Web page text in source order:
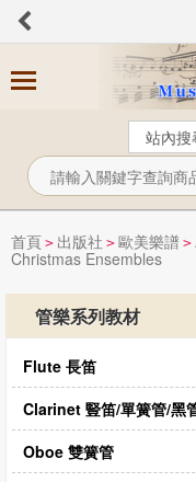
站內搜
商
品
芬貝爾【中文版】
西樂曲譜
Popular流行音樂
教材教具
樂器配件
總譜、樂團譜、爵士樂
首頁 > 出版社 > 歐美樂譜 >
Christmas Ensembles
管樂系列教材
Flute 長笛
Clarinet 豎笛/單簧管/黑
Oboe 雙簧管